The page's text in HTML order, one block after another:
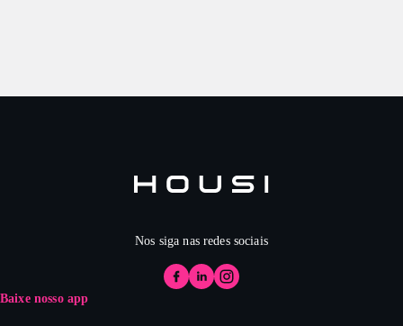
Nos siga nas redes sociais
Baixe nosso app